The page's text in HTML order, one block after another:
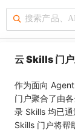
云 Skills 门
作为面向
门户聚合了由
录 Skills 均已
Skills 门户将帮